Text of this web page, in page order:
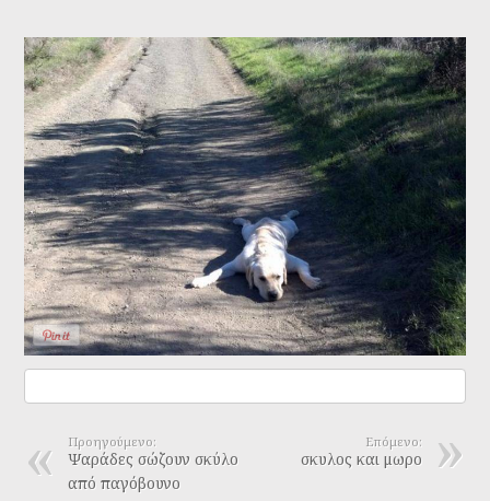
Επόμενο:
σκυλος και μωρο
Προηγούμενο:
Ψαράδες σώζουν σκύλο
από παγόβουνο